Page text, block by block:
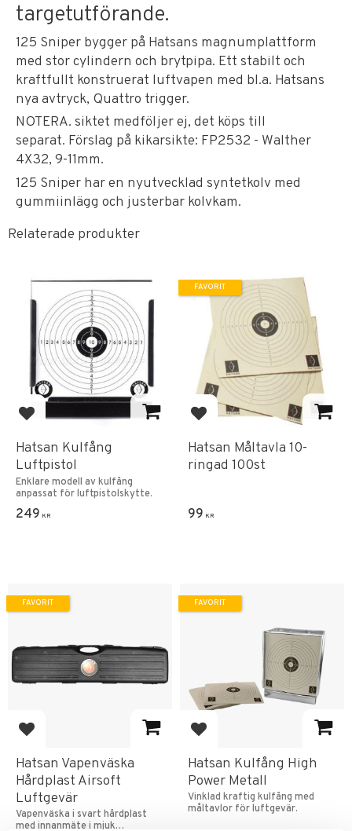
targetutförande.
125 Sniper bygger på Hatsans magnumplattform
med stor cylindern och brytpipa. Ett stabilt och
kraftfullt konstruerat luftvapen med bl.a. Hatsans
nya avtryck, Quattro trigger.
NOTERA. siktet medföljer ej, det köps till
separat. Förslag på kikarsikte: FP2532 - Walther
4X32, 9-11mm.
125 Sniper har en nyutvecklad syntetkolv med
gummiinlägg och justerbar kolvkam.
Relaterade produkter
Lägg till i favoriter
Hatsan Kulfång
Luftpistol
Enklare modell av kulfång
anpassat för luftpistolskytte.
249 KR
Lägg till i favoriter
Hatsan Måltavla 10-
ringad 100st
99 KR
FAVORIT
Lägg till i favoriter
Hatsan Vapenväska
Hårdplast Airsoft
Luftgevär
Vapenväska i svart hårdplast
med innanmäte i mjuk
FAVORIT
Lägg till i favoriter
Hatsan Kulfång High
Power Metall
Vinklad kraftig kulfång med
måltavlor för luftgevär.
FAVORIT